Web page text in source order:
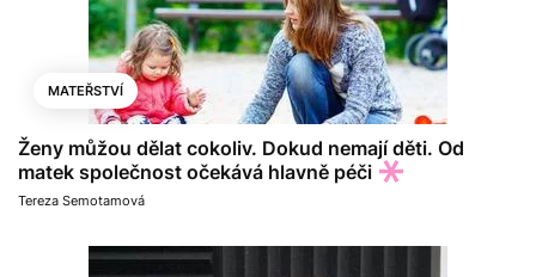
MATEŘSTVÍ
Ženy můžou dělat cokoliv. Dokud nemají děti. Od
matek společnost očekává hlavně péči
Tereza Semotamová